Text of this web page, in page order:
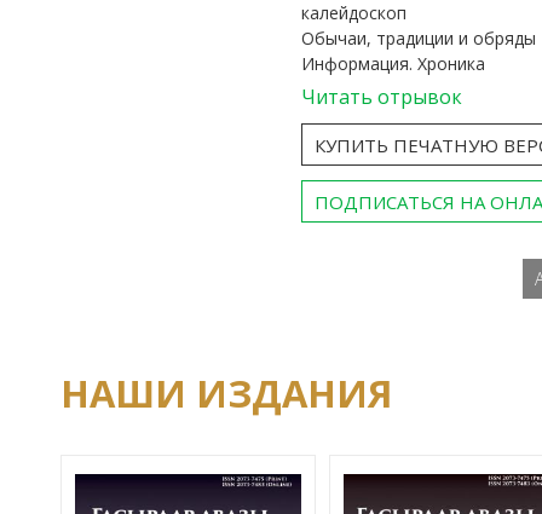
калейдоскоп
Обычаи, традиции и обряды
Информация. Хроника
Читать отрывок
КУПИТЬ ПЕЧАТНУЮ
ПОДПИСАТЬСЯ НА
НАШИ ИЗДАНИЯ